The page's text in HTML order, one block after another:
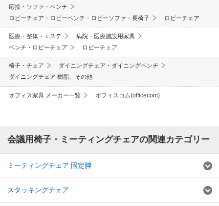
応接・ソファ・ベンチ
ロビーチェア・ロビーベンチ・ロビーソファ・長椅子
ロビーチェア
医療・整体・エステ
病院・医療施設用家具
ベンチ・ロビーチェア
ロビーチェア
椅子・チェア
ダイニングチェア・ダイニングベンチ
ダイニングチェア 樹脂、その他
オフィス家具 メーカー一覧 オフィスコム(officecom)
会議用椅子・ミーティングチェアの関連カテゴリー
ミーティングチェア 固定脚
スタッキングチェア